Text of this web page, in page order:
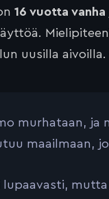
16 vuotta vanha
uusilla
murhataan, ja
maailmaan,
lupaavasti,